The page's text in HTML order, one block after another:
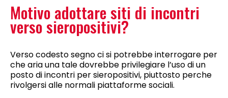
Motivo adottare siti di incontri
verso sieropositivi?
Verso codesto segno ci si potrebbe interrogare per
che aria una tale dovrebbe privilegiare l’uso di un
posto di incontri per sieropositivi, piuttosto perche
rivolgersi alle normali piattaforme sociali.